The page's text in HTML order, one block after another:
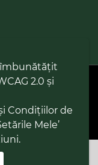
2.0 și
Condițiilor de
Mele’
și Accesibilitate
site
ului